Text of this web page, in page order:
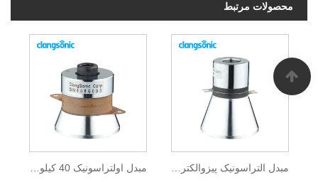
محصولات مرتبط